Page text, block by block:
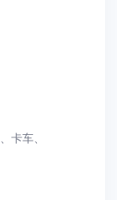
、 卡车、